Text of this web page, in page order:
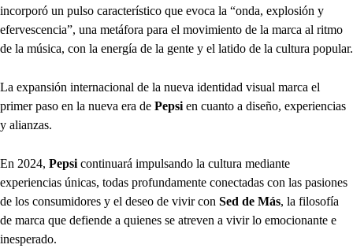
incorporó un pulso característico que evoca la “onda, explosión y
efervescencia”, una metáfora para el movimiento de la marca al ritmo
de la música, con la energía de la gente y el latido de la cultura popular.
La expansión internacional de la nueva identidad visual marca el
primer paso en la nueva era de Pepsi en cuanto a diseño, experiencias
y alianzas.
En 2024, Pepsi continuará impulsando la cultura mediante
experiencias únicas, todas profundamente conectadas con las pasiones
de los consumidores y el deseo de vivir con Sed de Más, la filosofía
de marca que defiende a quienes se atreven a vivir lo emocionante e
inesperado.